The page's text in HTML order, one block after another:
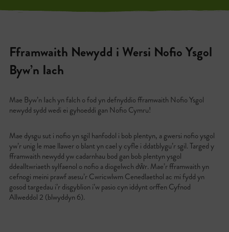
Fframwaith Newydd i Wersi Nofio Ysgol
Byw’n Iach
Mae Byw’n Iach yn falch o fod yn defnyddio fframwaith Nofio Ysgol
newydd sydd wedi ei gyhoeddi gan Nofio Cymru!
Mae dysgu sut i nofio yn sgil hanfodol i bob plentyn, a gwersi nofio ysgol
yw’r unig le mae llawer o blant yn cael y cyfle i ddatblygu’r sgil. Targed y
fframwaith newydd yw cadarnhau bod gan bob plentyn ysgol
ddealltwriaeth sylfaenol o nofio a diogelwch dŵr. Mae’r fframwaith yn
cefnogi meini prawf asesu’r Cwricwlwm Cenedlaethol ac mi fydd yn
gosod targedau i’r disgyblion i’w pasio cyn iddynt orffen Cyfnod
Allweddol 2 (blwyddyn 6).